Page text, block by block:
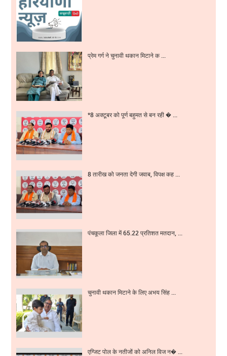
प्रेम गर्ग ने चुनावी थकान मिटाने क ...
*8 अक्टूबर को पूर्ण बहुमत से बन रही � ...
8 तारीख को जनता देगी जवाब, विपक्ष कह ...
पंचकूला जिला में 65.22 प्रतिशत मतदान, ...
चुनावी थकान मिटाने के लिए अभय सिंह ...
एग्जिट पोल के नतीजों को अनिल विज न� ...